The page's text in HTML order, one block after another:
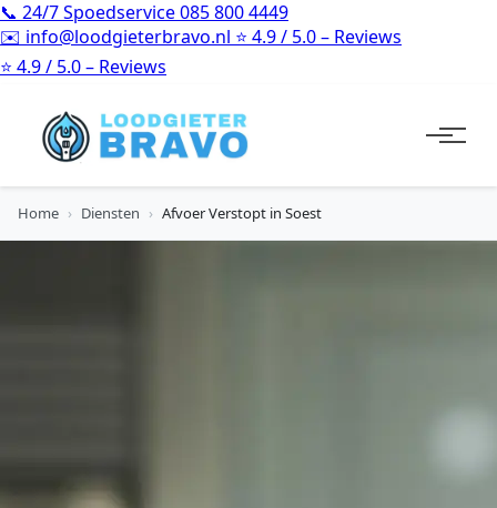
📞 24/7 Spoedservice085 800 4449
✉️ info@loodgieterbravo.nl ⭐ 4.9 / 5.0 – Reviews
⭐ 4.9 / 5.0 – Reviews
Home › Diensten › Afvoer Verstopt in Soest